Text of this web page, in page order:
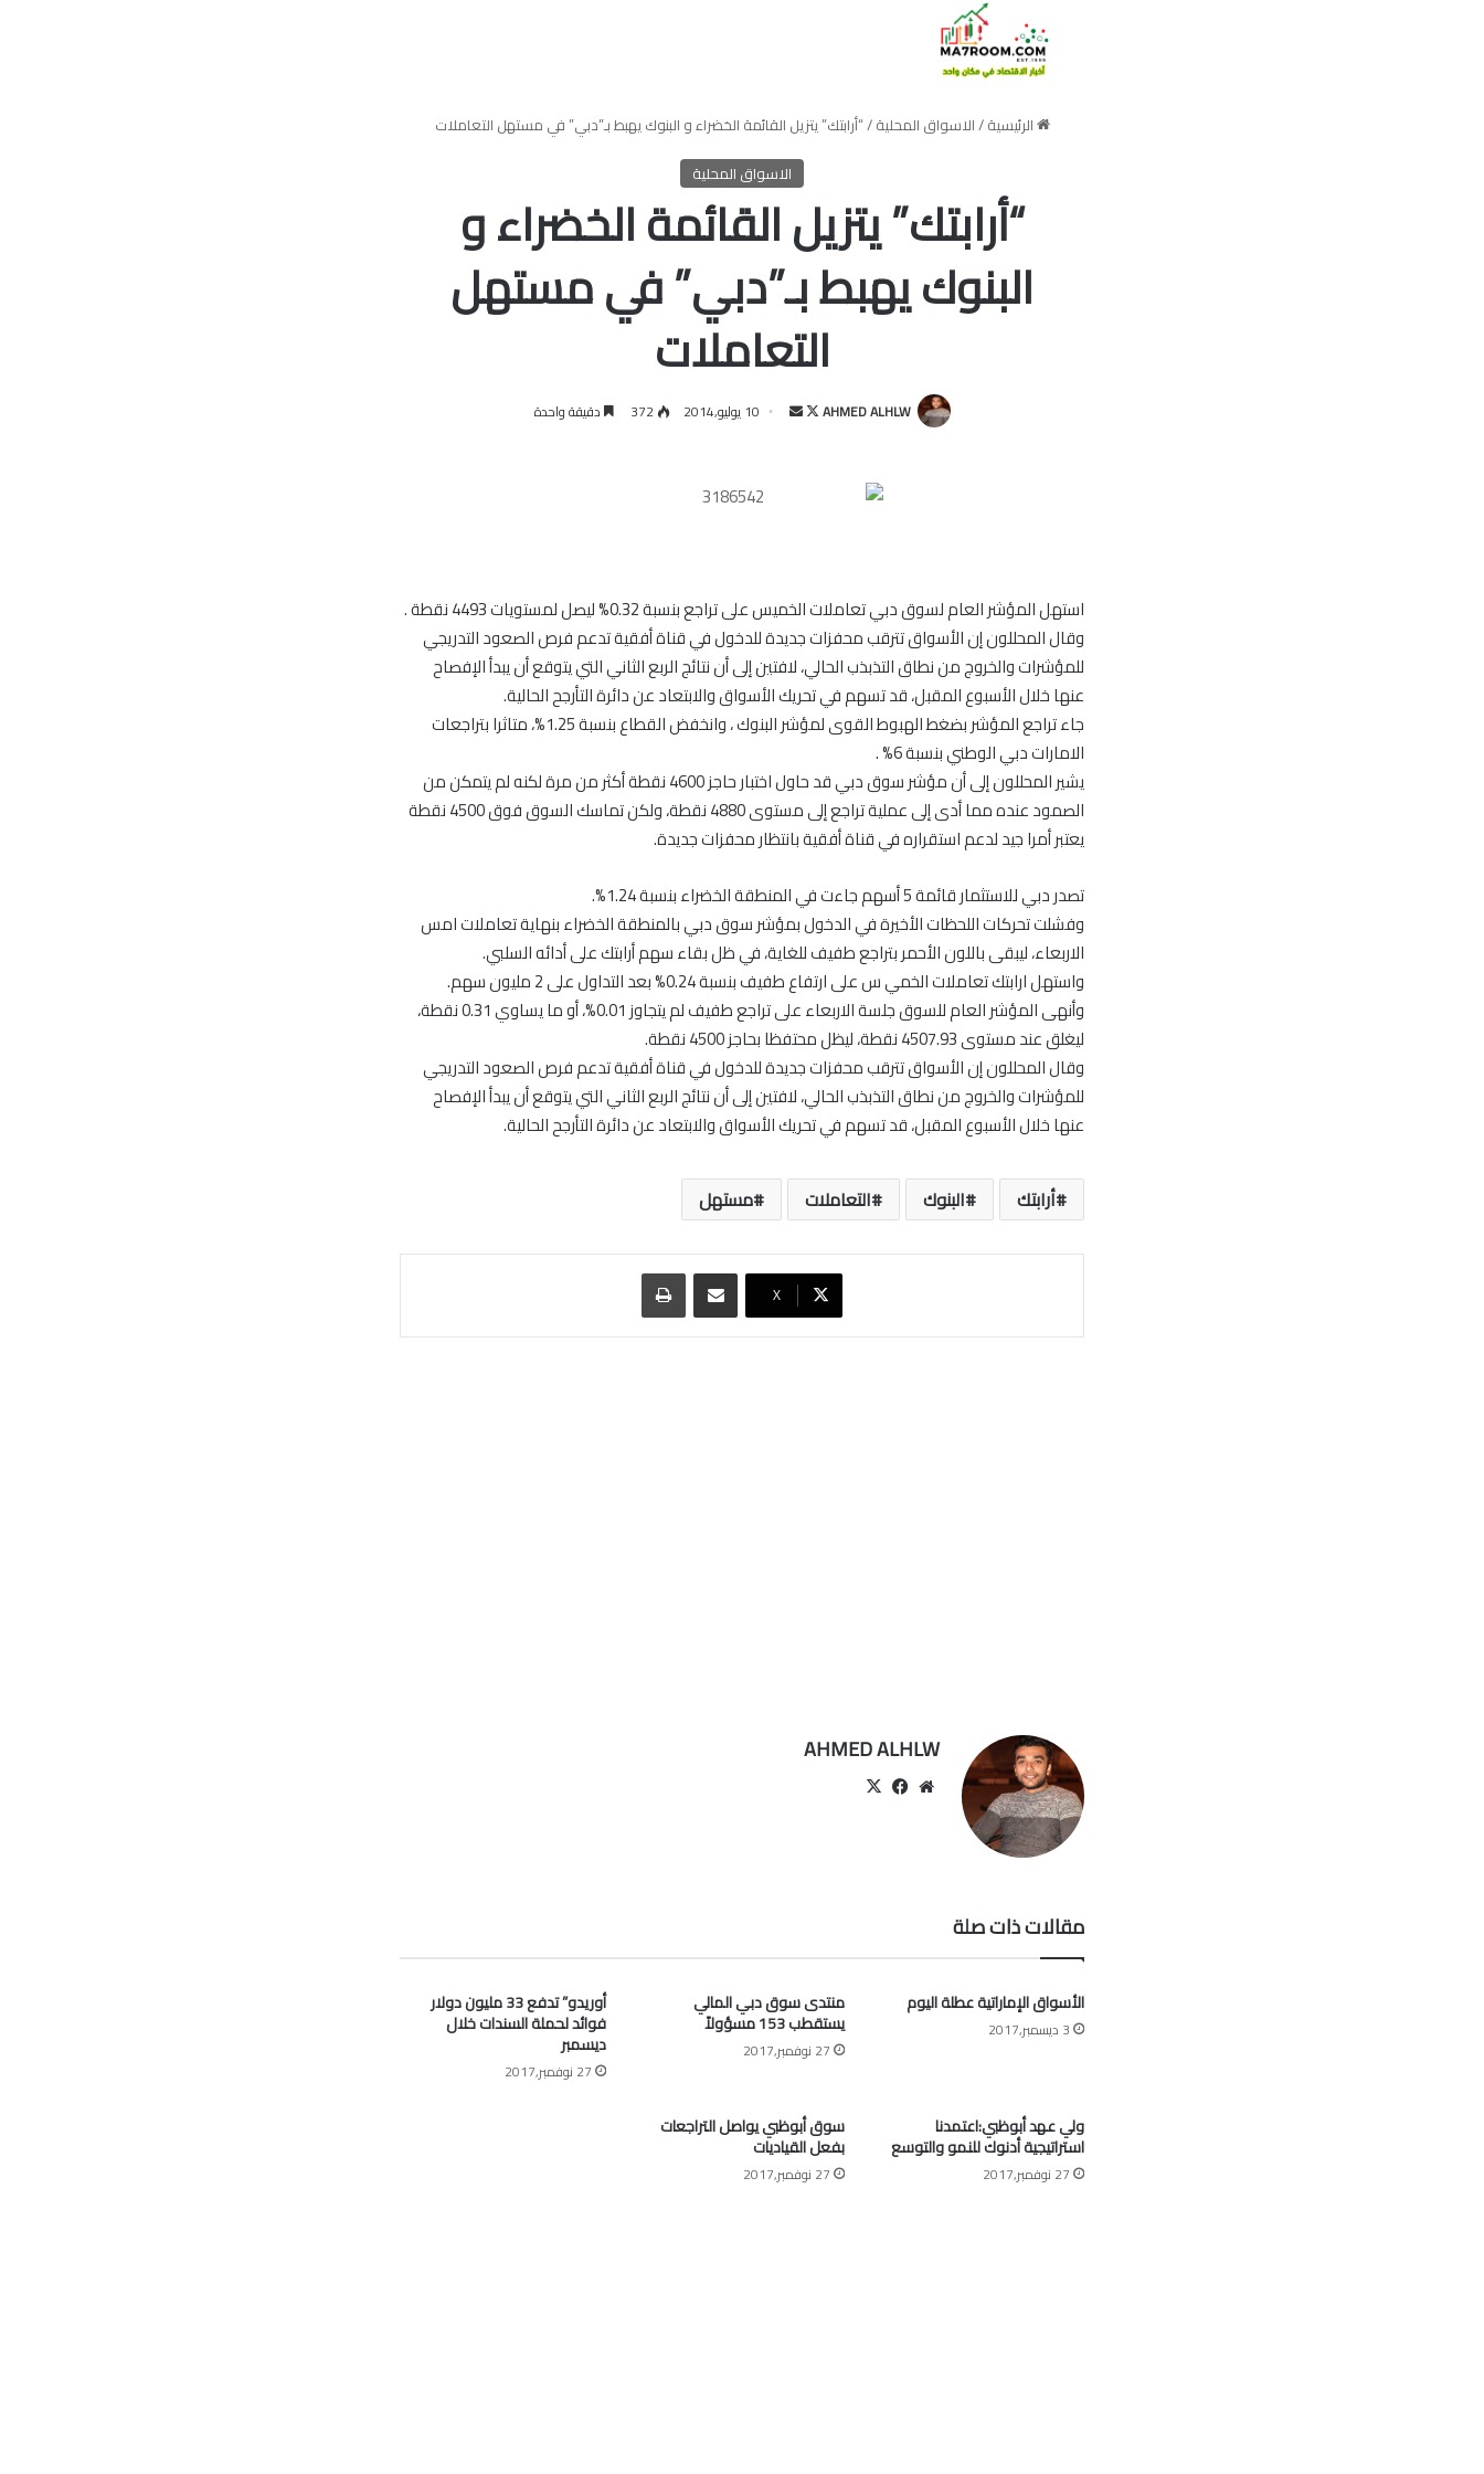
الرئيسية/الاسواق المحلية/“أرابتك” يتزيل القائمة الخضراء و البنوك يهبط بـ”دبي” في مستهل التعاملات
الاسواق المحلية
“أرابتك” يتزيل القائمة الخضراء و
البنوك يهبط بـ”دبي” في مستهل
التعاملات
AHMED ALHLW
تابعأرسل 10 يوليو,2014 372 دقيقة واحدة
استهل المؤشر العام لسوق دبي تعاملات الخميس على تراجع بنسبة 0.32% ليصل لمستويات 4493 نقطة .
وقال المحللون إن الأسواق تترقب محفزات جديدة للدخول في قناة أفقية تدعم فرص الصعود التدريجي
للمؤشرات والخروج من نطاق التذبذب الحالي، لافتين إلى أن نتائج الربع الثاني التي يتوقع أن يبدأ الإفصاح
عنها خلال الأسبوع المقبل، قد تسهم في تحريك الأسواق والابتعاد عن دائرة التأرجح الحالية.
جاء تراجع المؤشر بضغط الهبوط القوى لمؤشر البنوك ، وانخفض القطاع بنسبة 1.25%، متاثرا بتراجعات
الامارات دبي الوطني بنسبة 6% .
يشير المحللون إلى أن مؤشر سوق دبي قد حاول اختبار حاجز 4600 نقطة أكثر من مرة لكنه لم يتمكن من
الصمود عنده مما أدى إلى عملية تراجع إلى مستوى 4880 نقطة، ولكن تماسك السوق فوق 4500 نقطة
يعتبر أمرا جيد لدعم استقراره في قناة أفقية بانتظار محفزات جديدة.
تصدر دبي للاستثمار قائمة 5 أسهم جاءت في المنطقة الخضراء بنسبة 1.24%.
وفشلت تحركات اللحظات الأخيرة في الدخول بمؤشر سوق دبي بالمنطقة الخضراء بنهاية تعاملات امس
الاربعاء، ليبقى باللون الأحمر بتراجع طفيف للغاية، في ظل بقاء سهم أرابتك على أدائه السلبي.
واستهل ارابتك تعاملات الخمي س على ارتفاع طفيف بنسبة 0.24% بعد التداول على 2 مليون سهم.
وأنهى المؤشر العام للسوق جلسة الاربعاء على تراجع طفيف لم يتجاوز 0.01%، أو ما يساوي 0.31 نقطة،
ليغلق عند مستوى 4507.93 نقطة، ليظل محتفظا بحاجز 4500 نقطة.
وقال المحللون إن الأسواق تترقب محفزات جديدة للدخول في قناة أفقية تدعم فرص الصعود التدريجي
للمؤشرات والخروج من نطاق التذبذب الحالي، لافتين إلى أن نتائج الربع الثاني التي يتوقع أن يبدأ الإفصاح
عنها خلال الأسبوع المقبل، قد تسهم في تحريك الأسواق والابتعاد عن دائرة التأرجح الحالية.
أرابتك البنوك التعاملات مستهل
‫X
مشاركة عبر البريد طباعة
AHMED ALHLW
موقعفيسبوك
مقالات ذات صلة
الأسواق الإماراتية عطلة اليوم
3 ديسمبر,2017
منتدى سوق دبي المالي
يستقطب 153 مسؤولاً
27 نوفمبر,2017
أوريدو” تدفع 33 مليون دولار
فوائد لحملة السندات خلال
ديسمبر
27 نوفمبر,2017
ولي عهد أبوظبي:اعتمدنا
استراتيجية أدنوك للنمو والتوسع
27 نوفمبر,2017
سوق أبوظبي يواصل التراجعات
بفعل القياديات
27 نوفمبر,2017